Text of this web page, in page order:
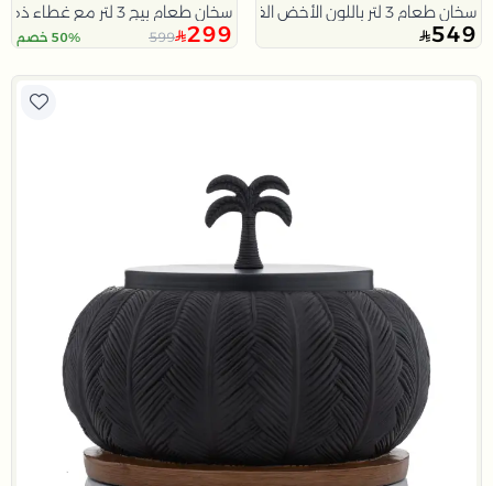
سخان طعام 3 لتر باللون الأخض الفاتح من ليورا
549
سخان طعام بيج 3 لتر مع غطاء ذهبي من ملاذ
299
599 50% خصم